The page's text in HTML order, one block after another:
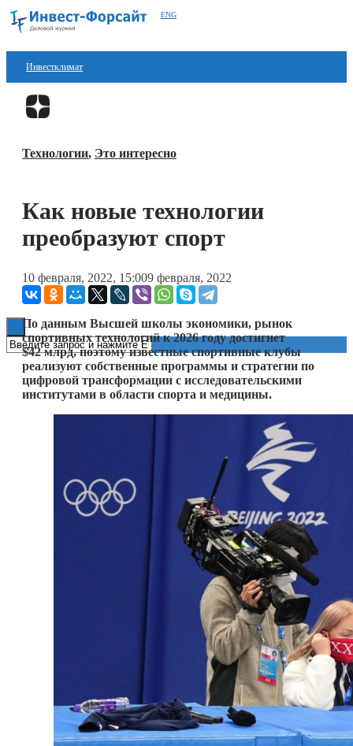
ENG
Инвестклимат
Финансы
Блокчейн
Книги
Технологии, Это интересно
Как новые технологии
преобразуют спорт
10 февраля, 2022, 15:009 февраля, 2022
По данным Высшей школы экономики, рынок
спортивных технологий к 2026 году достигнет
$42 млрд, поэтому известные спортивные клубы
реализуют собственные программы и стратегии по
цифровой трансформации с исследовательскими
институтами в области спорта и медицины.